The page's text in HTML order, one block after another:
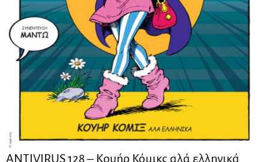
ANTIVIRUS 128 – Kουήρ Κόμικς αλά ελληνικά